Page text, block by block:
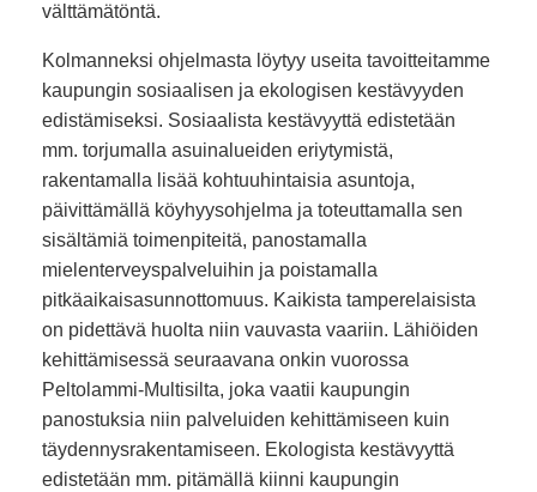
välttämätöntä.
Kolmanneksi ohjelmasta löytyy useita tavoitteitamme
kaupungin sosiaalisen ja ekologisen kestävyyden
edistämiseksi. Sosiaalista kestävyyttä edistetään
mm. torjumalla asuinalueiden eriytymistä,
rakentamalla lisää kohtuuhintaisia asuntoja,
päivittämällä köyhyysohjelma ja toteuttamalla sen
sisältämiä toimenpiteitä, panostamalla
mielenterveyspalveluihin ja poistamalla
pitkäaikaisasunnottomuus. Kaikista tamperelaisista
on pidettävä huolta niin vauvasta vaariin. Lähiöiden
kehittämisessä seuraavana onkin vuorossa
Peltolammi-Multisilta, joka vaatii kaupungin
panostuksia niin palveluiden kehittämiseen kuin
täydennysrakentamiseen. Ekologista kestävyyttä
edistetään mm. pitämällä kiinni kaupungin